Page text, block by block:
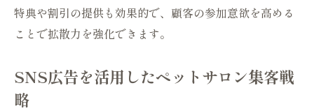
特典や割引の提供も効果的で、顧客の参加意欲を高める
ことで拡散力を強化できます。
SNS広告を活用したペットサロン集客戦
略